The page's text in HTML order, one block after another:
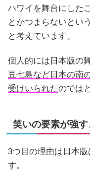
ハワイを舞台にした
とかつまらないとい
と考えています。
個人的には日本版の
豆七島など日本の南
受けいられたのでは
笑いの要素が強す
3つ目の理由は日本
す。